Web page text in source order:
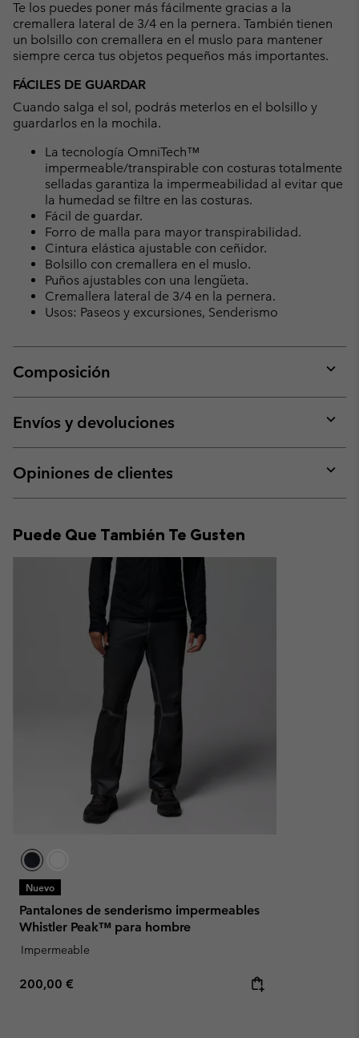
Te los puedes poner más fácilmente gracias a la
cremallera lateral de 3/4 en la pernera. También tienen
un bolsillo con cremallera en el muslo para mantener
siempre cerca tus objetos pequeños más importantes.
FÁCILES DE GUARDAR
Cuando salga el sol, podrás meterlos en el bolsillo y
guardarlos en la mochila.
La tecnología OmniTech™
impermeable/transpirable con costuras totalmente
selladas garantiza la impermeabilidad al evitar que
la humedad se filtre en las costuras.
Fácil de guardar.
Forro de malla para mayor transpirabilidad.
Cintura elástica ajustable con ceñidor.
Bolsillo con cremallera en el muslo.
Puños ajustables con una lengüeta.
Cremallera lateral de 3/4 en la pernera.
Usos: Paseos y excursiones, Senderismo
Composición
or
Envíos y devoluciones
or
Opiniones de clientes
or
Puede Que También Te Gusten
Nuevo
Pantalones de senderismo impermeables
Whistler Peak™ para hombre
Impermeable
Regular price:
200,00 €